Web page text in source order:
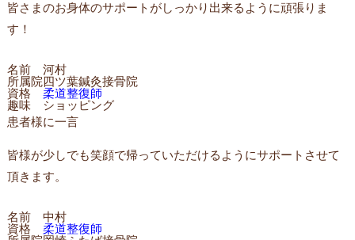
皆さまのお身体のサポートがしっかり出来るように頑張りま
す！
名前
河村
所属院四ツ葉鍼灸接骨院
資格
柔道整復師
趣味
ショッピング
患者様に一言
皆様が少しでも笑顔で帰っていただけるようにサポートさせて
頂きます。
名前
中村
資格
柔道整復師